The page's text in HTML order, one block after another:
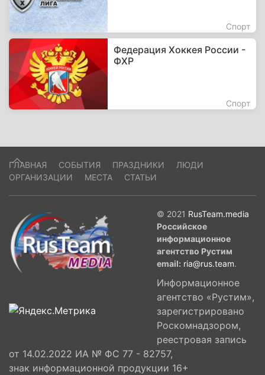
Спорт
Федерация Хоккея России -
ФХР
Спорт
ГЛАВНАЯ СОБЫТИЯ ПРАЗДНИКИ
ЛЮДИ
ОРГАНИЗАЦИИ
МЕСТА СТАТЬИ
© 2021 RusTeam.media
Российское
информационное
агентство Рустим
email: ria@rus.team.
Информационное
агентство «Рустим»,
зарегистрировано
Роскомнадзором,
реестровая запись
от 14.02.2022 ИА № ФС 77 - 82757,
знак информационной продукции 16+